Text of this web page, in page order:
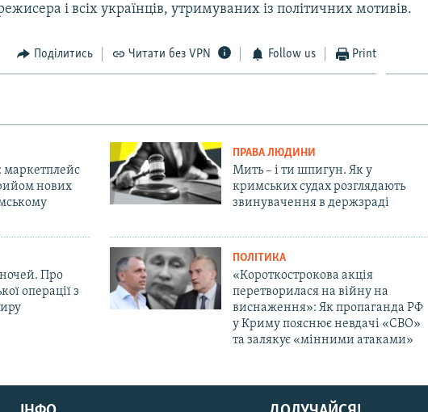
і всіх українців, утримуваних із політичних мотивів.
Поділитись Читати без VPN Follow us Print
маркетплейс
нових
ПРАВА ЛЮДИНИ
Мить – і ти шпигун. Як у
кримських судах розглядають
звинувачення в держзраді
Про
операції з
ПОЛІТИКА
«Короткострокова акція
перетворилася на війну на
виснаження»: Як пропаганда РФ
у Криму пояснює невдачі «СВО»
та залякує «мінними атаками»